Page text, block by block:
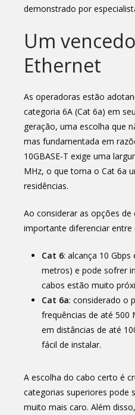
demonstrado por
Um
Ethernet
As operadoras estão
categoria 6A (Cat 6a) em
geração, uma escolha que
mas fundamentada em
10GBASE-T exige uma
MHz, o que torna o Cat 6a
residências.
Ao considerar as opções de
importante diferenciar entre
Cat 6: alcança 10
metros) e pode sofrer
cabos estão muito
Cat 6a: considerado o
frequências de até 500
em distâncias de até
fácil de instalar.
A escolha do cabo certo é
categorias superiores pode
muito mais caro. Além